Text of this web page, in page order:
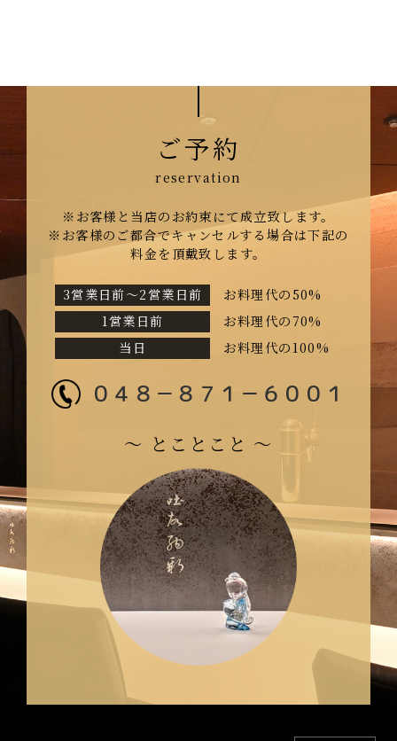
ご予約
※お客様と当店のお約束にて成立致します。
※お客様のご都合でキャンセルする場合は下記の
料金を頂戴致します。
3営業日前〜2営業日前
お料理代の50%
1営業日前
お料理代の70%
当日
お料理代の100%
０４８－８７１－６００１
〜 とことこと 〜